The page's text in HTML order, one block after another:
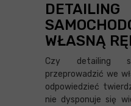
DETAILING
WŁASNĄ
Czy detailing
przeprowadzić we
odpowiedzieć
nie dysponuje się